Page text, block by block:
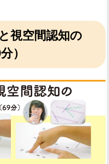
空間認知の
）